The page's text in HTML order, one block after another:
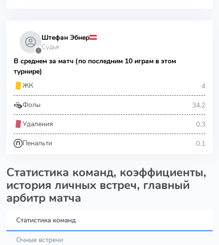
⬤
Штефан Эбнер
Судья
В среднем за матч (по последним 10 играм в этом
турнире)
ЖК
4
Фолы 34.2
Удаления 0.3
Пенальти 0.1
Статистика команд, коэффициенты,
история личных встреч, главный
арбитр матча
Статистика команд
Очные встречи